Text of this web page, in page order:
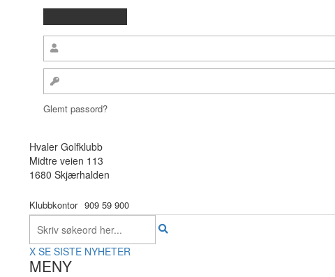
Glemt passord?
Hvaler Golfklubb
Midtre veien 113
1680 Skjærhalden
Klubbkontor 909 59 900
X SE SISTE NYHETER
MENY